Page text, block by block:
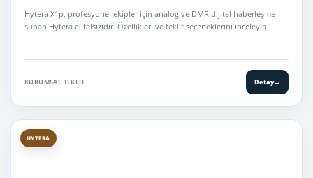
Hytera X1p, profesyonel ekipler için analog ve DMR dijital haberleşme
sunan Hytera el telsizidir. Özellikleri ve teklif seçeneklerini inceleyin.
KURUMSAL TEKLIF Detay→
HYTERA